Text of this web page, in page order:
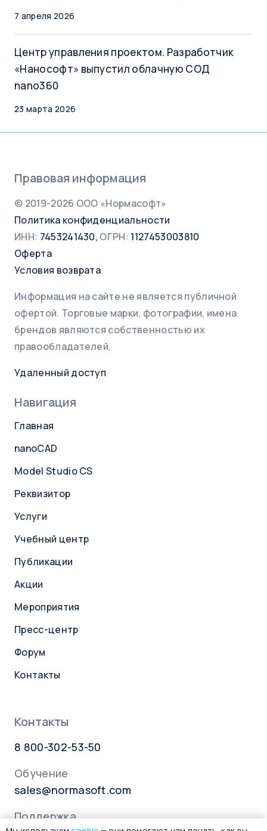
7 апреля 2026
Центр управления проектом. Разработчик
«Нанософт» выпустил облачную СОД
nano360
23 марта 2026
Правовая информация
© 2019-2026 ООО «Нормасофт»
Политика конфиденциальности
ИНН: 7453241430, ОГРН: 1127453003810
Оферта
Условия возврата
Информация на сайте не является публичной
офертой. Торговые марки, фотографии, имена
брендов являются собственностью их
правообладателей.
Удаленный доступ
Навигация
Главная
nanoCAD
Model Studio CS
Реквизитор
Услуги
Учебный центр
Публикации
Акции
Мероприятия
Пресс-центр
Форум
Контакты
Контакты
8 800-302-53-50
Обучение
sales@normasoft.com
Поддержка